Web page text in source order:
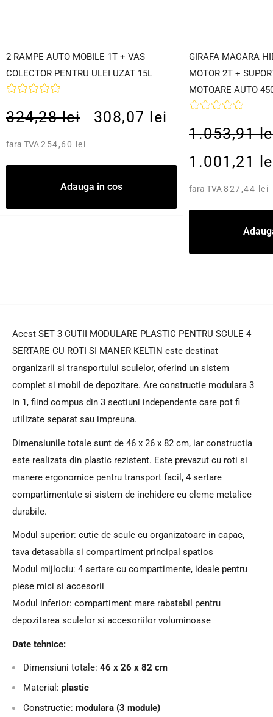
2 RAMPE AUTO MOBILE 1T + VAS
COLECTOR PENTRU ULEI UZAT 15L
324,28 lei 308,07 lei
fara TVA254,60 lei
Adauga in cos
GIRAFA MACARA
MOTOR 2T +
MOTOARE AUTO
1.053,91
1.001,21
fara TVA 827,44 lei
Acest SET 3 CUTII MODULARE PLASTIC PENTRU SCULE 4
SERTARE CU ROTI SI MANER KELTIN este destinat
organizarii si transportului sculelor, oferind un sistem
complet si mobil de depozitare. Are constructie modulara 3
in 1, fiind compus din 3 sectiuni independente care pot fi
utilizate separat sau impreuna.
Dimensiunile totale sunt de 46 x 26 x 82 cm, iar constructia
este realizata din plastic rezistent. Este prevazut cu roti si
manere ergonomice pentru transport facil, 4 sertare
compartimentate si sistem de inchidere cu cleme metalice
durabile.
Modul superior: cutie de scule cu organizatoare in capac,
tava detasabila si compartiment principal spatios
Modul mijlociu: 4 sertare cu compartimente, ideale pentru
piese mici si accesorii
Modul inferior: compartiment mare rabatabil pentru
depozitarea sculelor si accesoriilor voluminoase
Date tehnice:
Dimensiuni totale: 46 x 26 x 82 cm
Material: plastic
Constructie: modulara (3 module)